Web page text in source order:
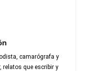
camarógrafa y
relatos que escribir y